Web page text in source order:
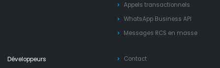
Appels transactionnels
WhatsApp Business API
Messages RCS en masse
Développeurs
Contact